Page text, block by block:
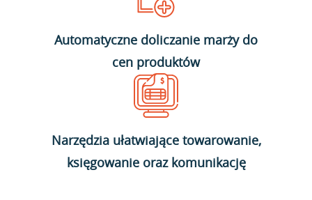
Automatyczne doliczanie marży do
cen produktów
Narzędzia ułatwiające towarowanie,
księgowanie oraz komunikację